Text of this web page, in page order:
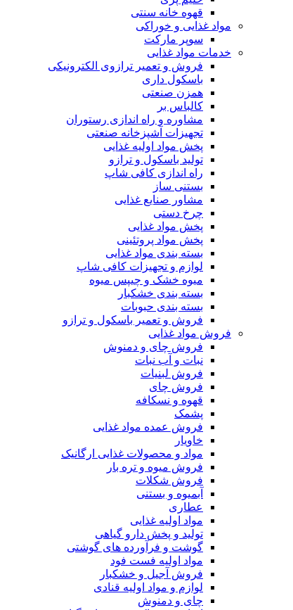
قهوه خانه سنتی
مواد غذایی و خوراکی
سوپر مارکت
خدمات مواد غذایی
فروش و تعمیر ترازوی الکترونیکی
باسکول داری
همزن صنعتی
کالباس بر
مشاوره و راه اندازی رستوران
تجهیزات آشپزخانه صنعتی
پخش مواد اولیه غذایی
تولید باسکول و ترازو
راه اندازی کافی شاپ
بستنی ساز
مشاور صنایع غذایی
چرخ دستی
پخش مواد غذایی
پخش مواد پروتئینی
بسته بندی مواد غذایی
لوازم و تجهیزات کافی شاپ
میوه خشک و چیپس میوه
بسته بندی خشکبار
بسته بندی حبوبات
فروش و تعمیر باسکول و ترازو
فروش مواد غذایی
فروش چای و دمنوش
نبات و آب نبات
فروش لبنیات
فروش چای
قهوه و نسکافه
پشمک
فروش عمده مواد غذایی
خاویار
مواد و محصولات غذایی ارگانیک
فروش میوه و تره بار
فروش شکلات
آبمیوه و بستنی
عطاری
مواد اولیه غذایی
تولید و پخش دارو گیاهی
گوشت و فرآورده های گوشتی
مواد اولیه فست فود
فروش آجیل و خشکبار
لوازم و مواد اولیه قنادی
چای و دمنوش